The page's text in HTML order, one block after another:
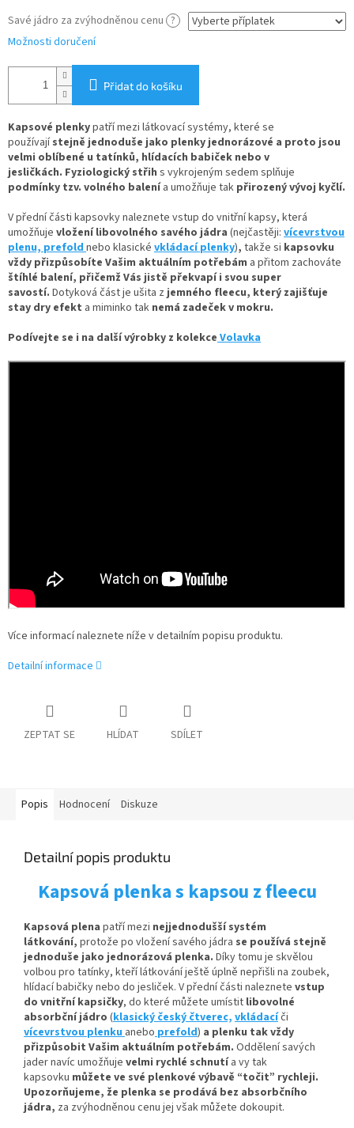
Savé jádro za zvýhodněnou cenu ?
Možnosti doručení
Přidat do košíku
Kapsové plenkypatří mezi látkovací systémy, které se
používajístejně jednoduše jako plenky jednorázové a proto jsou
velmi oblíbené u tatínků, hlídacích babiček nebo v
jesličkách. Fyziologický střih s vykrojeným sedem splňuje
podmínky tzv. volného balenía umožňuje tak přirozený vývoj kyčlí.
Vpřední části kapsovky naleznete vstup do vnitřní kapsy, která
umožňuje vloženílibovolného savého jádra (nejčastěji: vícevrstvou
plenu,prefoldnebo klasické vkládací plenky), takže si kapsovku
vždy přizpůsobíte Vašim aktuálním potřebám a přitom zachováte
štíhlé balení, přičemž Vás jistě překvapí i svou super
savostí. Dotyková část je ušita zjemného fleecu, který zajišťuje
stay dry efekt a miminko tak nemá zadeček v mokru.
Podívejte se i na další výrobky z kolekceVolavka
Více informací naleznete níže v detailním popisu produktu.
Detailní informace
ZEPTAT SE HLÍDAT SDÍLET
Popis Hodnocení Diskuze
Detailní popis produktu
Kapsová plenka s kapsou z fleecu
Kapsová plena patří mezi nejjednodušší systém
látkování, protože po vložení savého jádra se používá stejně
jednoduše jako jednorázová plenka. Díky tomu je skvělou
volbou pro tatínky, kteří látkování ještě úplně nepřišli na zoubek,
hlídací babičky nebo do jesliček. V přední části naleznete vstup
do vnitřní kapsičky, do které můžete umístit libovolné
absorbčníjádro (klasický český čtverec, vkládacíči
vícevrstvou plenkuaneboprefold) a plenku tak vždy
přizpůsobit Vašim aktuálním potřebám. Oddělení savých
jader navíc umožňuje velmi rychlé schnutía vy tak
kapsovku můžete ve své plenkové výbavě “točit” rychleji.
Upozorňujeme, že plenka se prodává bez absorbčního
jádra, za zvýhodněnou cenu jej však můžete dokoupit.